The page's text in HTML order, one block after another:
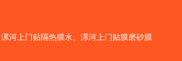
漯河上门贴隔热膜水 漯河上门贴膜磨砂膜